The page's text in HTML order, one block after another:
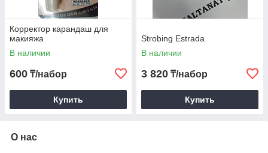
Корректор карандаш для
макияжа
В наличии
600 ₸/набор
Купить
Strobing Estrada
В наличии
3 820 ₸/набор
Купить
О нас